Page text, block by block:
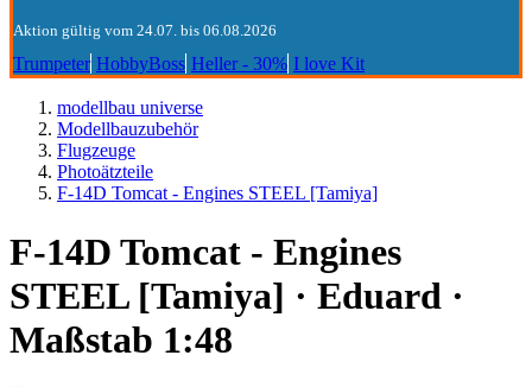
Aktion gültig vom 24.07. bis 06.08.2026
Trumpeter HobbyBoss Heller - 30% I love Kit
modellbau universe
Modellbauzubehör
Flugzeuge
Photoätzteile
F-14D Tomcat - Engines STEEL [Tamiya]
F-14D Tomcat - Engines
STEEL [Tamiya] · Eduard ·
Maßstab 1:48